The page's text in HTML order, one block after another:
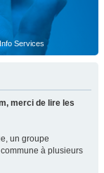
Services
merci de lire les
un groupe
à plusieurs